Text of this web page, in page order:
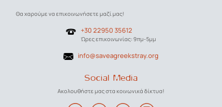
Θα χαρούμε να επικοινωνήσετε μαζί μας!
+30 22950 35612
Ώρες επικοινωνίας: 9πμ-5μμ
info@saveagreekstray.org
Social Media
Ακολουθήστε μας στα κοινωνικά δίκτυα!